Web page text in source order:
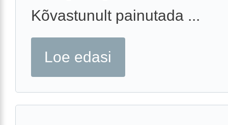
Kõvastunult painutada ...
Loe edasi